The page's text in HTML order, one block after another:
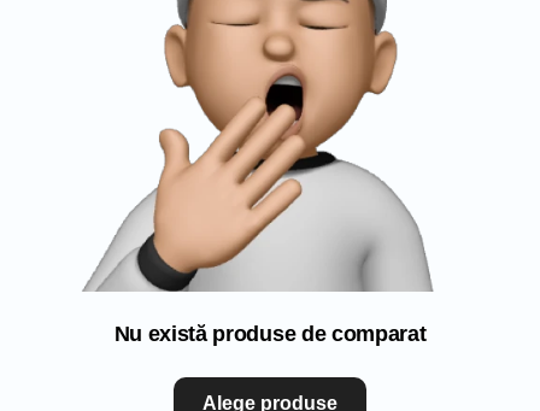
Nu există produse de comparat
Alege produse